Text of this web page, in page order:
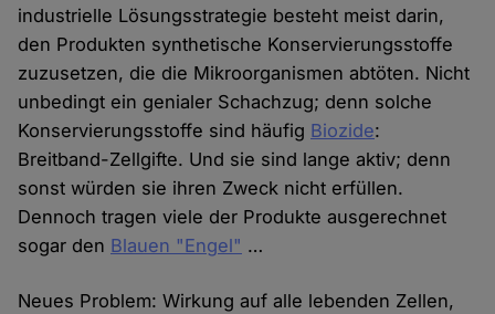
industrielle Lösungsstrategie besteht meist darin,
den Produkten synthetische Konservierungsstoffe
zuzusetzen, die die Mikroorganismen abtöten. Nicht
unbedingt ein genialer Schachzug; denn solche
Konservierungsstoffe sind häufig Biozide:
Breitband-Zellgifte. Und sie sind lange aktiv; denn
sonst würden sie ihren Zweck nicht erfüllen.
Dennoch tragen viele der Produkte ausgerechnet
sogar den Blauen "Engel" …
Neues Problem: Wirkung auf alle lebenden Zellen,